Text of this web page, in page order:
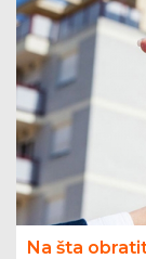
Na šta